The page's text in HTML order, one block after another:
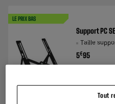
LE PRIX BAS
Support PC
Taille
5€95
Tout